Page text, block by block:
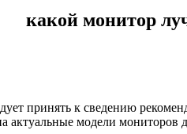
какой монитор
принять к сведению
модели мониторов